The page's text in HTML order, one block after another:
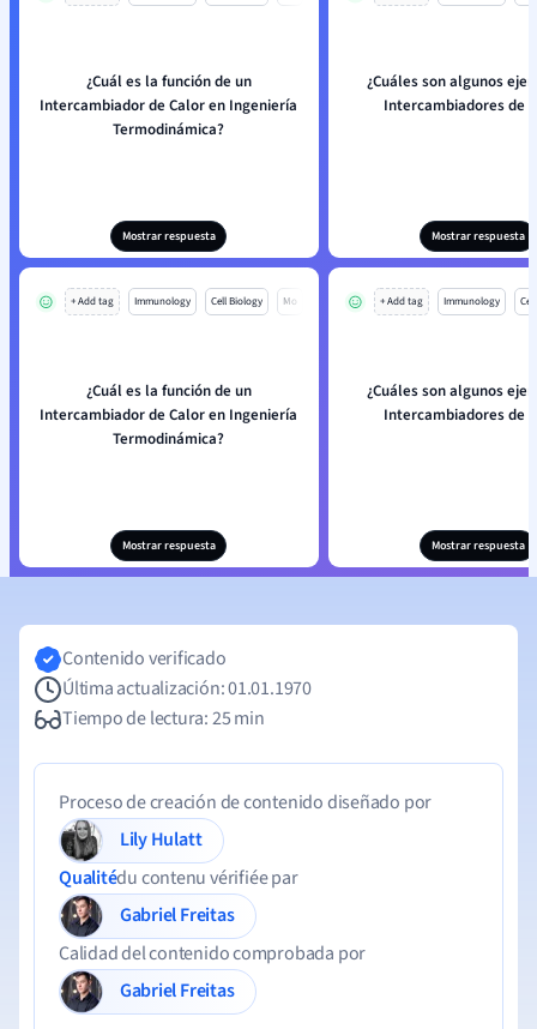
¿Cuál es la función de un
Intercambiador de Calor en Ingeniería
Termodinámica?
Mostrar respuesta
¿Cuáles son algunos
Intercambiadores de
Mostrar respuesta
+ Add tag Immunology Cell Biology Mo
¿Cuál es la función de un
Intercambiador de Calor en Ingeniería
Termodinámica?
Mostrar respuesta
+ Add tag Immunology
¿Cuáles son algunos
Intercambiadores de
Mostrar respuesta
Contenido verificado
Última actualización: 01.01.1970
Tiempo de lectura: 25 min
Proceso de creación de contenido diseñado por
Lily Hulatt
Qualitédu contenu vérifiée par
Gabriel Freitas
Calidad del contenido comprobada por
Gabriel Freitas